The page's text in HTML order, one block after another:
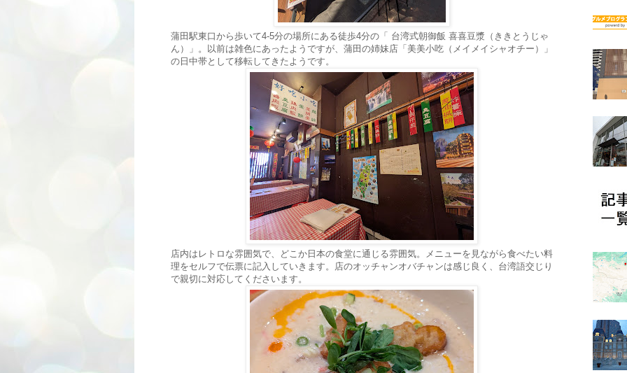
蒲田駅東口から歩いて4-5分の場所にある徒歩4分の「 台湾式朝御飯 喜喜豆漿（ききとうじゃ
ん）」。以前は雑色にあったようですが、蒲田の姉妹店「美美小吃（メイメイシャオチー）」
の日中帯として移転してきたようです。
店内はレトロな雰囲気で、どこか日本の食堂に通じる雰囲気。メニューを見ながら食べたい料
理をセルフで伝票に記入していきます。店のオッチャンオバチャンは感じ良く、台湾語交じり
で親切に対応してくださいます。